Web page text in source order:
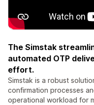
The Simstak
automated OTP
effort.
Simstak is a robust
confirmation processes
operational workload for